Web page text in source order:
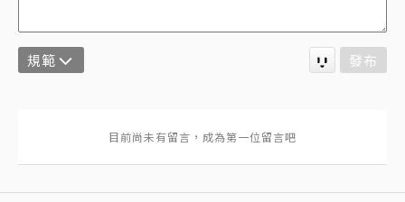
規範 發布